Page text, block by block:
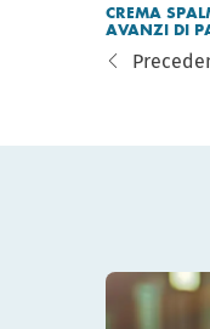
CREMA
AVANZI DI